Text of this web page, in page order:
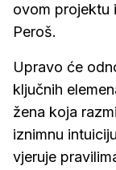
ovom projektu
Peroš.
Upravo će
ključnih
žena koja
iznimnu
vjeruje